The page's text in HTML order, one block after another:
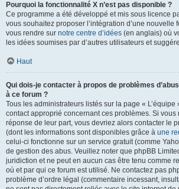
Pourquoi la fonctionnalité X n’est pas disponible ?
Ce programme a été développé et mis sous licence
vous souhaitez proposer l’intégration d’une nouvelle
vous rendre sur notre centre d’idées (en anglais) où
les idées soumises par d’autres utilisateurs et
Haut
Qui dois-je contacter à propos de problèmes
à ce forum ?
Tous les administrateurs listés sur la page « L’équipe
contact approprié concernant ces problèmes. Si vous
réponse de leur part, vous devriez alors contacter le
(dont les informations sont disponibles grâce à une
celui-ci fonctionne sur un service gratuit (comme
de gestion des abus. Veuillez noter que phpBB
juridiction et ne peut en aucun cas être tenu comme
où et par qui ce forum est utilisé. Ne contactez pas
problème d’ordre légal (commentaire incessant,